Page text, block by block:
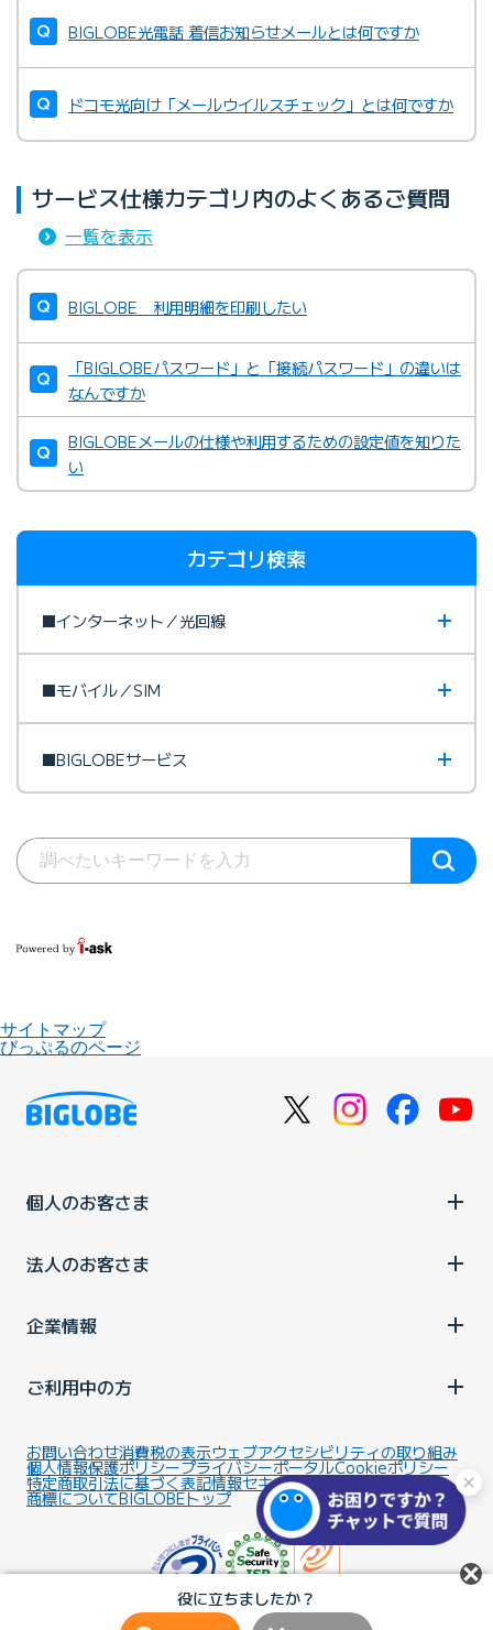
役に立ちましたか？
BIGLOBE光電話 着信お知らせメールとは何ですか
ドコモ光向け「メールウイルスチェック」とは何ですか
サービス仕様カテゴリ内のよくあるご質問
一覧を表示
BIGLOBE 利用明細を印刷したい
「BIGLOBEパスワード」と「接続パスワード」の違いは
なんですか
BIGLOBEメールの仕様や利用するための設定値を知りた
い
カテゴリ検索
■インターネット／光回線
■モバイル／SIM
■BIGLOBEサービス
サイトマップ
びっぷるのページ
個人のお客さま
法人のお客さま
企業情報
ご利用中の方
お問い合わせ消費税の表示ウェブアクセシビリティの取り組み
個人情報保護ポリシープライバシーポータルCookieポリシー
特定商取引法に基づく表記情報セキュリティ基本方針
商標についてBIGLOBEトップ